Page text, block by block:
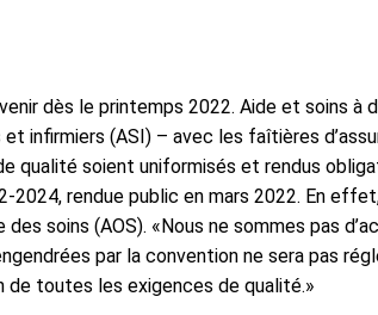
dès le printemps 2022. Aide et soins à
infirmiers (ASI) – avec les faîtières
qualité soient uniformisés et rendus
rendue public en mars 2022. En
soins (AOS). «Nous ne sommes pas
par la convention ne sera pas
de toutes les exigences de qualité.»